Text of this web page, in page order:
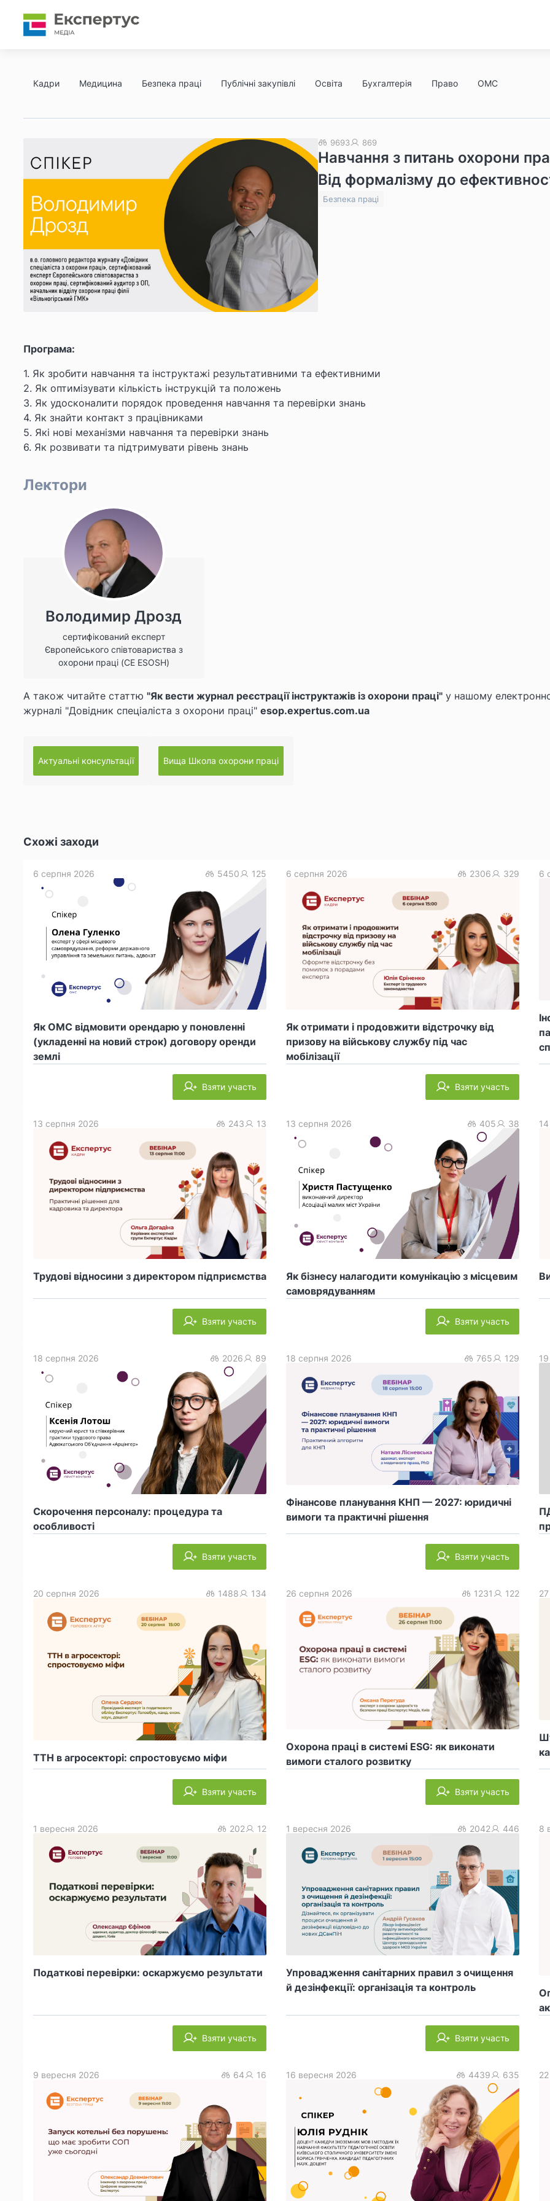
Кадри Медицина Безпека праці Публічні закупівлі Освіта Бухгалтерія Право ОМС
Навчання з питань охорони
Від формалізму до
9693 869
Безпека праці
Програма:
1. Як зробити навчання та інструктажі результативними та ефективними
2. Як оптимізувати кількість інструкцій та положень
3. Як удосконалити порядок проведення навчання та перевірки знань
4. Як знайти контакт з працівниками
5. Які нові механізми навчання та перевірки знань
6. Як розвивати та підтримувати рівень знань
Лектори
Володимир Дрозд
сертифікований експерт
Європейського співтовариства з
охорони праці (CE ESOSH)
А також читайте статтю "Як вести журнал реєстрації інструктажів із охорони праці" у нашому
журналі "Довідник спеціаліста з охорони праці" esop.expertus.com.ua
Актуальні консультації Вища Школа охорони праці
Схожі заходи
Як ОМС відмовити орендарю у поновленні
(укладенні на новий строк) договору оренди
землі
6 серпня 2026 5450 125
Взяти участь
Як отримати і продовжити відстрочку від
призову на військову службу під час
мобілізації
6 серпня 2026 2306 329
Взяти участь
6
Трудові відносини з директором підприємства
13 серпня 2026 243 13
Взяти участь
Як бізнесу налагодити комунікацію з місцевим
самоврядуванням
13 серпня 2026 405 38
Взяти участь
Скорочення персоналу: процедура та
особливості
18 серпня 2026 2026 89
Взяти участь
Фінансове планування КНП — 2027: юридичні
вимоги та практичні рішення
18 серпня 2026 765 129
Взяти участь
ТТН в агросекторі: спростовуємо міфи
20 серпня 2026 1488 134
Взяти участь
Охорона праці в системі ESG: як виконати
вимоги сталого розвитку
26 серпня 2026 1231 122
Взяти участь
Податкові перевірки: оскаржуємо результати
1 вересня 2026 202 12
Взяти участь
Упровадження санітарних правил з очищення
й дезінфекції: організація та контроль
1 вересня 2026 2042 446
Взяти участь
8
9 вересня 2026 64 16 16 вересня 2026 4439 635